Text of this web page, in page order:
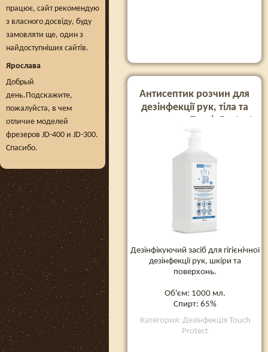
працює, сайт рекомендую
з власного досвіду, буду
замовляти ще, один з
найдоступніших сайтів.
Ярослава
Добрый
день.Подскажите,
пожалуйста, в чем
отличие моделей
фрезеров JD-400 и JD-300.
Спасибо.
Антисептик розчин для
дезінфекції рук, тіла та
поверхонь Touch Protect
1000 мл
Дезінфікуючий засіб для гігієнічної
дезінфекції рук, шкіри та
поверхонь.
Об'єм: 1000 мл.
Спирт: 65%
Категория: Дезінфекція Touch
Protect